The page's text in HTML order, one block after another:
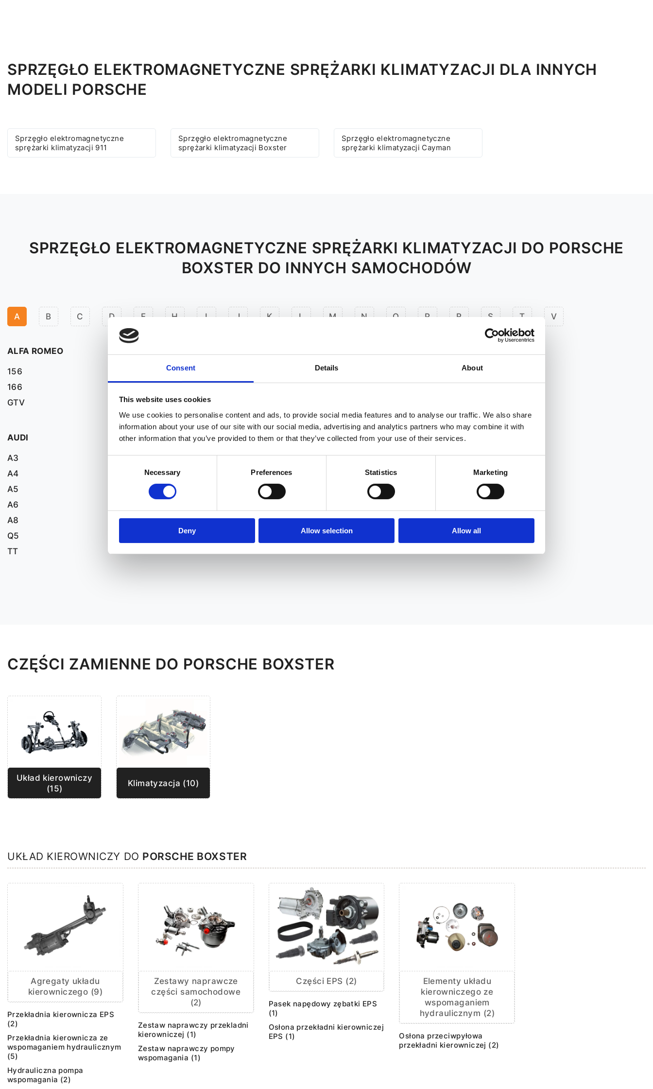
Consent Details About
This website uses cookies
We use cookies to personalise content and ads, to provide social media features and to analyse our traffic. We also share
information about your use of our site with our social media, advertising and analytics partners who may combine it with
other information that you’ve provided to them or that they’ve collected from your use of their services.
Necessary Preferences Statistics Marketing
Deny Allow selection Allow all
SPRZĘGŁO ELEKTROMAGNETYCZNE SPRĘŻARKI KLIMATYZACJI DLA INNYCH
MODELI PORSCHE
Sprzęgło elektromagnetyczne
sprężarki klimatyzacji 911
Sprzęgło elektromagnetyczne
sprężarki klimatyzacji Boxster
Sprzęgło elektromagnetyczne
sprężarki klimatyzacji Cayman
SPRZĘGŁO ELEKTROMAGNETYCZNE SPRĘŻARKI KLIMATYZACJI DO PORSCHE
BOXSTER DO INNYCH SAMOCHODÓW
A B C D F H I J K L M N O P R S T V
ALFA ROMEO
156
166
GTV
AUDI
A3
A4
A5
A6
A8
Q5
TT
CZĘŚCI ZAMIENNE DO PORSCHE BOXSTER
Układ kierowniczy
(15)
Klimatyzacja (10)
UKŁAD KIEROWNICZY DO PORSCHE BOXSTER
Agregaty układu
kierowniczego (9)
Przekładnia kierownicza EPS
(2)
Przekładnia kierownicza ze
wspomaganiem hydraulicznym
(5)
Hydrauliczna pompa
wspomagania (2)
Zestawy naprawcze
części samochodowe
(2)
Zestaw naprawczy przekladni
kierowniczej (1)
Zestaw naprawczy pompy
wspomagania (1)
Części EPS (2)
Pasek napędowy zębatki EPS
(1)
Osłona przekładni kierowniczej
EPS (1)
Elementy układu
kierowniczego ze
wspomaganiem
hydraulicznym (2)
Osłona przeciwpyłowa
przekładni kierowniczej (2)